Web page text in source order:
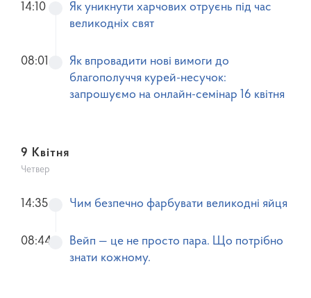
Як уникнути харчових отруєнь під час
великодніх свят
14:10
Як впровадити нові вимоги до
благополуччя курей-несучок:
запрошуємо на онлайн-семінар 16 квітня
08:01
9 Квітня
Четвер
Чим безпечно фарбувати великодні яйця
14:35
Вейп — це не просто пара. Що потрібно
знати кожному.
08:44